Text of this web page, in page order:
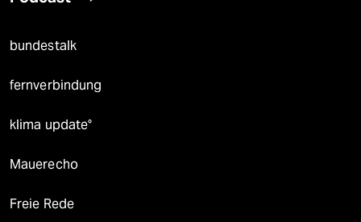
bundestalk
fernverbindung
klima update°
Mauerecho
Freie Rede